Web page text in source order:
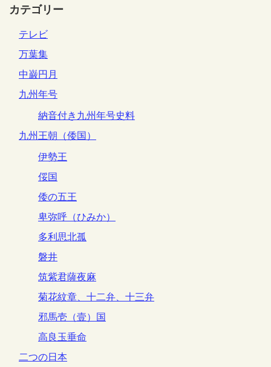
カテゴリー
テレビ
万葉集
中巌円月
九州年号
納音付き九州年号史料
九州王朝（倭国）
伊勢王
俀国
倭の五王
卑弥呼（ひみか）
多利思北孤
磐井
筑紫君薩夜麻
菊花紋章、十二弁、十三弁
邪馬壱（壹）国
高良玉垂命
二つの日本